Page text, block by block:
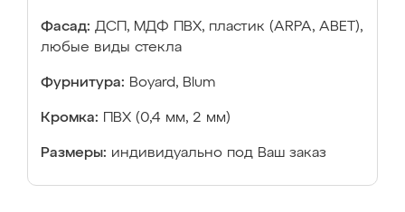
Фасад: ДСП, МДФ ПВХ, пластик (ARPA, ABET),
любые виды стекла
Фурнитура: Boyard, Blum
Кромка: ПВХ (0,4 мм, 2 мм)
Размеры: индивидуально под Ваш заказ